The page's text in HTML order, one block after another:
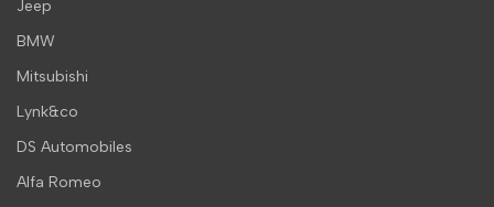
Jeep
BMW
Mitsubishi
Lynk&co
DS Automobiles
Alfa Romeo